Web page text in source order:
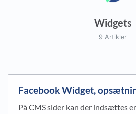
Widgets
9 Artikler
Facebook Widget,
På CMS sider kan der indsættes